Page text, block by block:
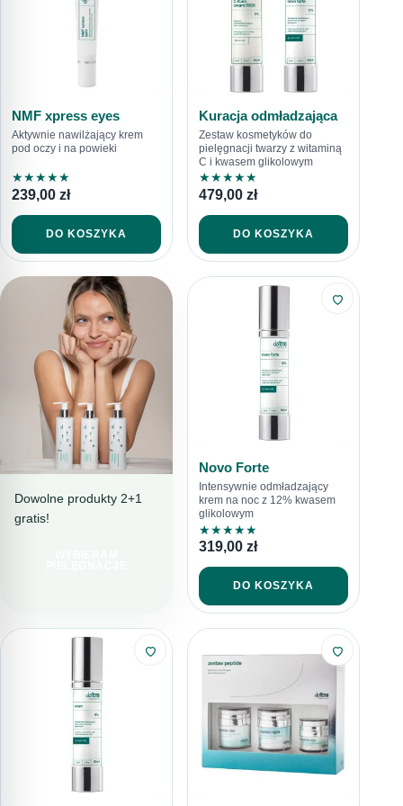
NMF xpress eyes
Aktywnie nawilżający krem
pod oczy i na powieki
★★★★★
239,00 zł
DO KOSZYKA
Kuracja odmładzająca
Zestaw kosmetyków do
pielęgnacji twarzy z witaminą
C i kwasem glikolowym
★★★★★
479,00 zł
DO KOSZYKA
PIELĘGNACJA
Dowolne produkty 2+1
gratis!
Novo Forte
Intensywnie odmładzający
krem na noc z 12% kwasem
glikolowym
★★★★★
319,00 zł
DO KOSZYKA